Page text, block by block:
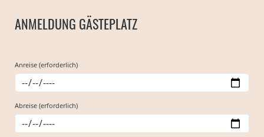
ANMELDUNG GÄSTEPLATZ
Anreise (erforderlich)
Abreise (erforderlich)